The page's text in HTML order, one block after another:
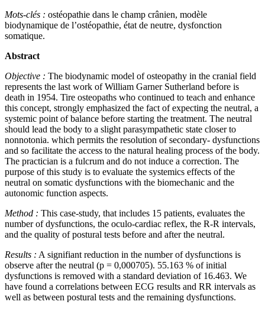
Mots-clés : ostéopathie dans le champ crânien, modèle
biodynamique de l’ostéopathie, état de neutre, dysfonction
somatique.
Abstract
Objective : The biodynamic model of osteopathy in the cranial field
represents the last work of William Garner Sutherland before is
death in 1954. Tire osteopaths who continued to teach and enhance
this concept, strongly emphasized the fact of expecting the neutral, a
systemic point of balance before starting the treatment. The neutral
should lead the body to a slight parasympathetic state closer to
nonnotonia. which permits the resolution of secondary- dysfunctions
and so facilitate the access to the natural healing process of the body.
The practician is a fulcrum and do not induce a correction. The
purpose of this study is to evaluate the systemics effects of the
neutral on somatic dysfunctions with the biomechanic and the
autonomic function aspects.
Method : This case-study, that includes 15 patients, evaluates the
number of dysfunctions, the oculo-cardiac reflex, the R-R intervals,
and the quality of postural tests before and after the neutral.
Results : A signifiant reduction in the number of dysfunctions is
observe after the neutral (p = 0,000705). 55.163 % of initial
dysfunctions is removed with a standard deviation of 16.463. We
have found a correlations between ECG results and RR intervals as
well as between postural tests and the remaining dysfunctions.